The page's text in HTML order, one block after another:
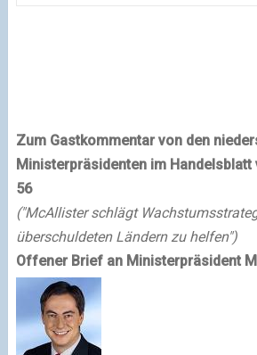
Zum Gastkommentar von den
Ministerpräsidenten im Handelsblatt
56
("McAllister schlägt
überschuldeten Ländern zu helfen")
Offener Brief an Ministerpräsident